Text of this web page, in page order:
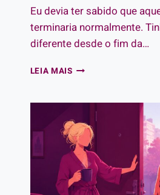
Eu devia ter sabido que
terminaria normalmente.
diferente desde o fim da…
LEIA MAISO
ONDAS
E
DOS
NOSSOS
GEMIDOS